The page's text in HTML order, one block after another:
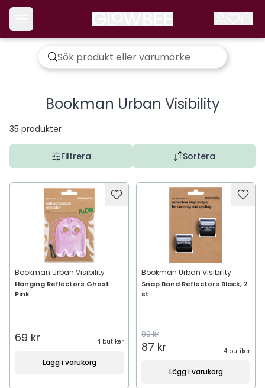
Bookman Urban Visibility
35 produkter
Filtrera Sortera
Bookman Urban Visibility
Hanging Reflectors Ghost
Pink
69 kr 4 butiker
Lägg i varukorg
Bookman Urban Visibility
Snap Band Reflectors Black, 2
st
89 kr
87 kr 4 butiker
Lägg i varukorg